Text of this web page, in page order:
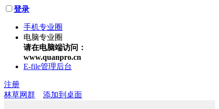
登录
手机专业圈
电脑专业圈
请在电脑端访问：
www.quanpro.cn
E-file管理后台
注册
林草网群
添加到桌面